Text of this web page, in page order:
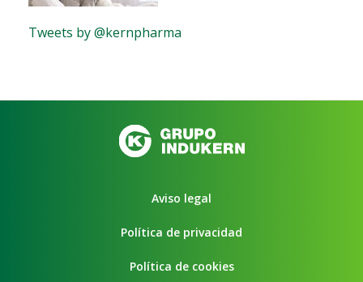
Tweets by @kernpharma
Aviso legal
Política de privacidad
Política de cookies